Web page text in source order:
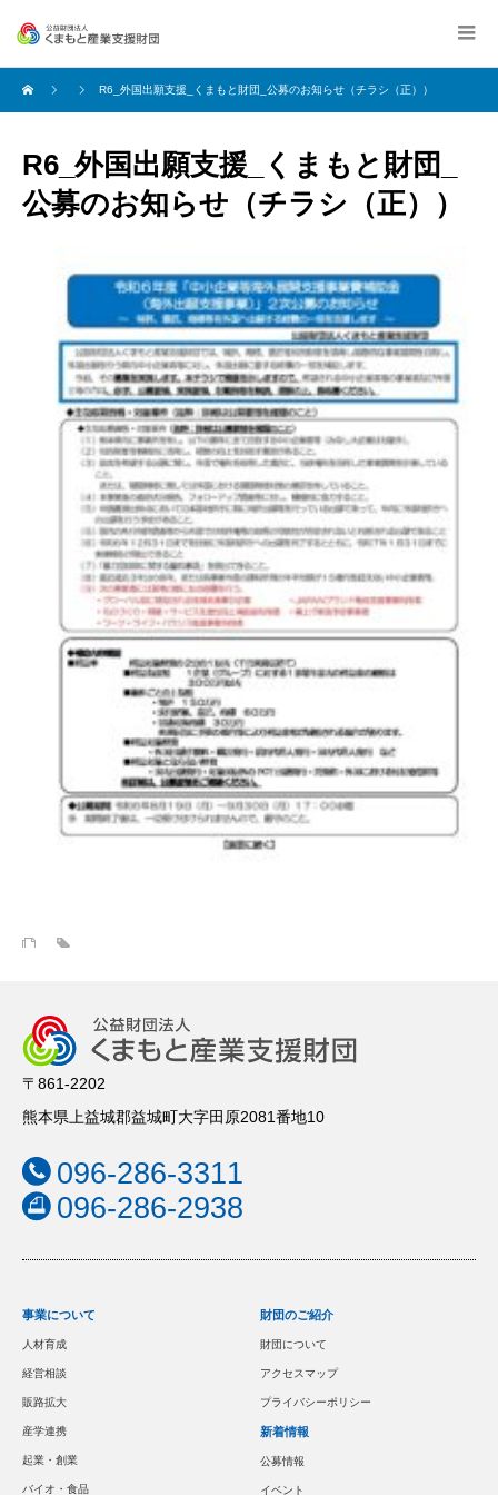
R6_外国出願支援_くまもと財団_公募のお知らせ（チラシ（正））
R6_外国出願支援_くまもと財団_
公募のお知らせ（チラシ（正））
〒861-2202
熊本県上益城郡益城町大字田原2081番地10
096-286-3311
096-286-2938
事業について
人材育成
経営相談
販路拡大
産学連携
起業・創業
バイオ・食品
財団のご紹介
財団について
アクセスマップ
プライバシーポリシー
新着情報
公募情報
イベント